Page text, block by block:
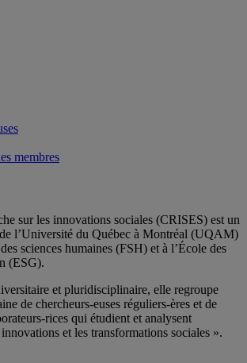
membres
sur les innovations sociales (CRISES) est un
l’Université du Québec à Montréal (UQAM)
sciences humaines (FSH) et à l’École des
(ESG).
et pluridisciplinaire, elle regroupe
de chercheurs-euses réguliers-ères et de
-rices qui étudient et analysent
et les transformations sociales ».